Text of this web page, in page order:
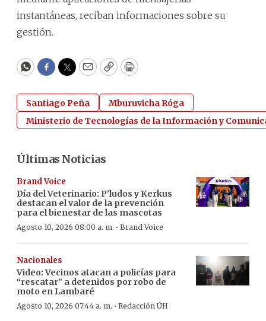
instantáneas, reciban informaciones sobre su
gestión.
WhatsApp
Facebook
Twitter
EmailCopyPrint
Santiago Peña
Mburuvicha Róga
Ministerio de Tecnologías de la Información y
Últimas Noticias
Brand Voice
Día del Veterinario: P’ludos y Kerkus
destacan el valor de la prevención
para el bienestar de las mascotas
Agosto 10, 2026 08:00 a. m. · Brand Voice
Nacionales
Video: Vecinos atacan a policías para
“rescatar” a detenidos por robo de
moto en Lambaré
Agosto 10, 2026 07:44 a. m. · Redacción ÚH